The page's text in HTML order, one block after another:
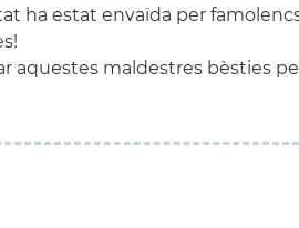
ha estat envaïda per
aquestes maldestres bèsties